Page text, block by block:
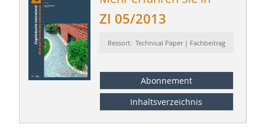
ZI 05/2013
Ressort: Technical Paper | Fachbeitrag
Abonnement
Inhaltsverzeichnis